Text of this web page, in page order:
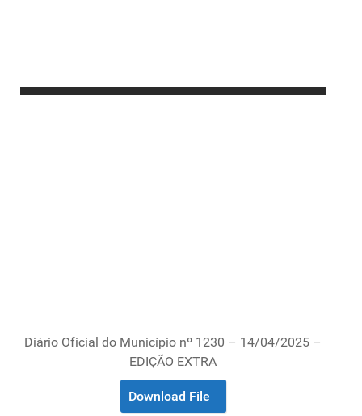
Diário Oficial do Município nº 1230 – 14/04/2025 –
EDIÇÃO EXTRA
Download File